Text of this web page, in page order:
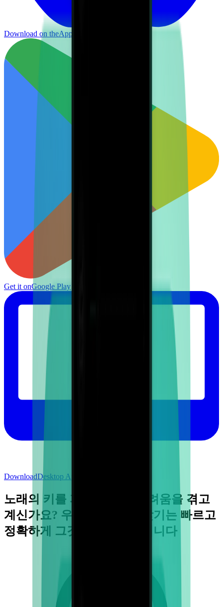
Download on theApp Store
Get it onGoogle Play
DownloadDesktop App
노래의 키를 파악하는 데 어려움을 겪고
계신가요? 우리의 노래 키 찾기는 빠르고
정확하게 그것을 결정해드립니다